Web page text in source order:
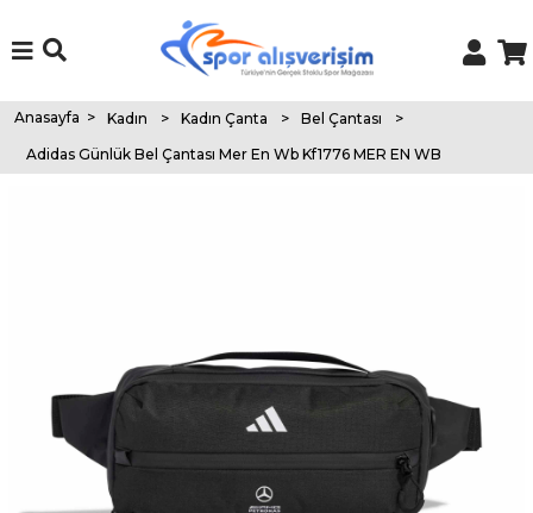
Anasayfa > Kadın > Kadın Çanta > Bel Çantası
>
Adidas Günlük Bel Çantası Mer En Wb Kf1776 MER EN WB